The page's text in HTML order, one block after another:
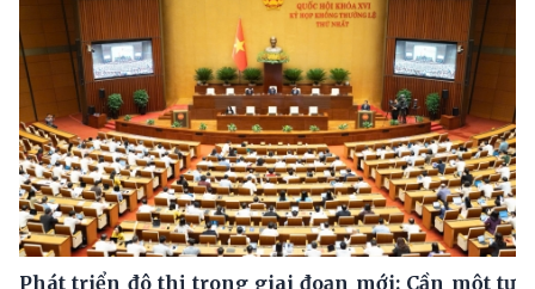
Phát triển đô thị trong giai đoạn mới: Cần một tư